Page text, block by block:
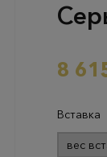
8
Вставка
вес